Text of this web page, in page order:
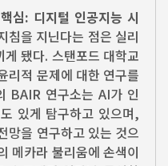
심: 디지털 인공지능 시
침을 지닌다는 점은 실리
됐다. 스탠포드 대학교
리적 문제에 대한 연구를
BAIR 연구소는 AI가 인
있게 탐구하고 있으며,
망을 연구하고 있는 것으
메카라 불리움에 손색이